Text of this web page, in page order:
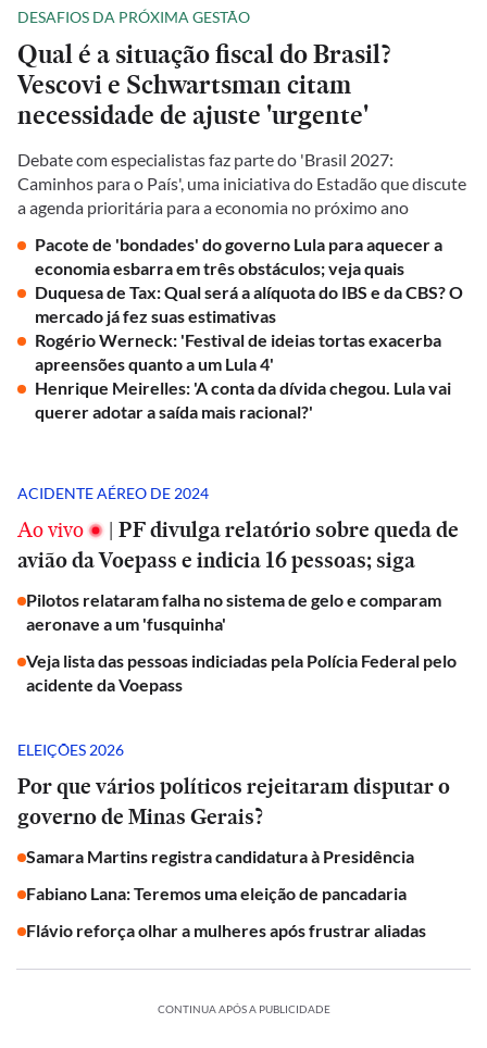
DESAFIOS DA PRÓXIMA GESTÃO
Qual é a situação fiscal do Brasil?
Vescovi e Schwartsman citam
necessidade de ajuste 'urgente'
Debate com especialistas faz parte do 'Brasil 2027:
Caminhos para o País', uma iniciativa do Estadão que discute
a agenda prioritária para a economia no próximo ano
Pacote de 'bondades' do governo Lula para aquecer a
economia esbarra em três obstáculos; veja quais
Duquesa de Tax: Qual será a alíquota do IBS e da CBS? O
mercado já fez suas estimativas
Rogério Werneck: 'Festival de ideias tortas exacerba
apreensões quanto a um Lula 4'
Henrique Meirelles: 'A conta da dívida chegou. Lula vai
querer adotar a saída mais racional?'
ACIDENTE AÉREO DE 2024
Ao vivo | PF divulga relatório sobre queda de
avião da Voepass e indicia 16 pessoas; siga
Pilotos relataram falha no sistema de gelo e comparam
aeronave a um 'fusquinha'
Veja lista das pessoas indiciadas pela Polícia Federal pelo
acidente da Voepass
ELEIÇÕES 2026
Por que vários políticos rejeitaram disputar o
governo de Minas Gerais?
Samara Martins registra candidatura à Presidência
Fabiano Lana: Teremos uma eleição de pancadaria
Flávio reforça olhar a mulheres após frustrar aliadas
CONTINUA APÓS A PUBLICIDADE